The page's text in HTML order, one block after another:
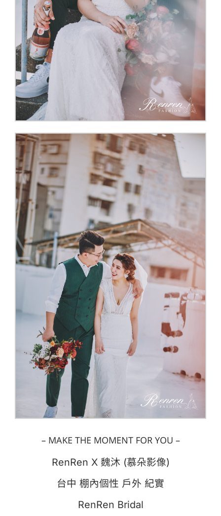
– MAKE THE MOMENT FOR YOU –
RenRen X 魏沐 (慕朵影像)
台中 棚內個性 戶外 紀實
RenRen Bridal